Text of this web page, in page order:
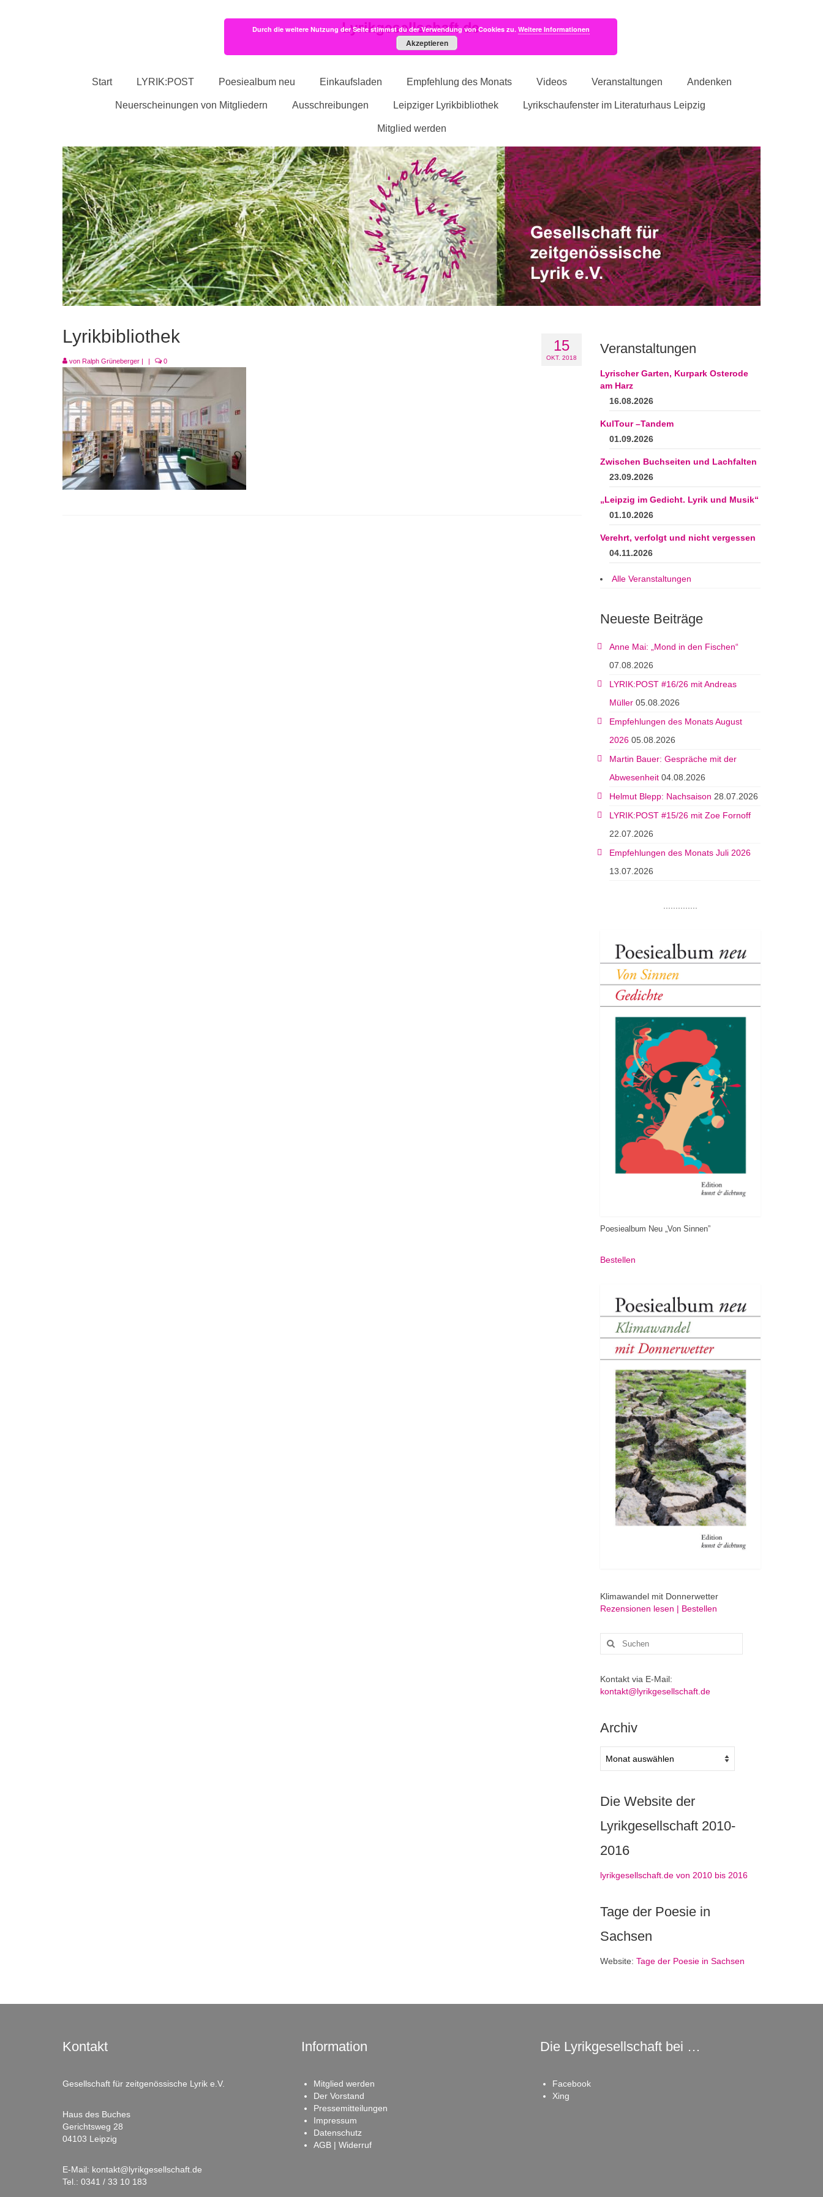
Start LYRIK:POST Poesiealbum neu Einkaufsladen Empfehlung des Monats Videos Veranstaltungen Andenken
Neuerscheinungen von Mitgliedern Ausschreibungen Leipziger Lyrikbibliothek Lyrikschaufenster im Literaturhaus Leipzig
Mitglied werden
15
OKT. 2018
Lyrikbibliothek
von Ralph Grüneberger | | 0
Veranstaltungen
Lyrischer Garten, Kurpark Osterode
am Harz
16.08.2026
KulTour –Tandem
01.09.2026
Zwischen Buchseiten und Lachfalten
23.09.2026
„Leipzig im Gedicht. Lyrik und Musik“
01.10.2026
Verehrt, verfolgt und nicht vergessen
04.11.2026
Alle Veranstaltungen
Neueste Beiträge
Anne Mai: „Mond in den Fischen“
07.08.2026
LYRIK:POST #16/26 mit Andreas
Müller 05.08.2026
Empfehlungen des Monats August
2026 05.08.2026
Martin Bauer: Gespräche mit der
Abwesenheit 04.08.2026
Helmut Blepp: Nachsaison 28.07.2026
LYRIK:POST #15/26 mit Zoe Fornoff
22.07.2026
Empfehlungen des Monats Juli 2026
13.07.2026
Poesiealbum Neu „Von Sinnen”
Bestellen
Klimawandel mit Donnerwetter
Rezensionen lesen | Bestellen
Suchen
nach:
Kontakt via E-Mail:
kontakt@lyrikgesellschaft.de
Archiv
Die Website der
Lyrikgesellschaft 2010-
2016
lyrikgesellschaft.de von 2010 bis 2016
Tage der Poesie in
Sachsen
Website: Tage der Poesie in Sachsen
Kontakt
Gesellschaft für zeitgenössische Lyrik e.V.
Haus des Buches
Gerichtsweg 28
04103 Leipzig
E-Mail: kontakt@lyrikgesellschaft.de
Tel.: 0341 / 33 10 183
Information
Mitglied werden
Der Vorstand
Pressemitteilungen
Impressum
Datenschutz
AGB | Widerruf
Die Lyrikgesellschaft bei …
Facebook
Xing
Durch die weitere Nutzung der Seite stimmst du der Verwendung von Cookies zu. Weitere Informationen
Akzeptieren